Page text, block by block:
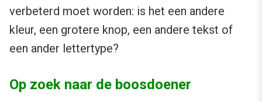
verbeterd moet worden: is het een andere
kleur, een grotere knop, een andere tekst of
een ander lettertype?
Op zoek naar de boosdoener